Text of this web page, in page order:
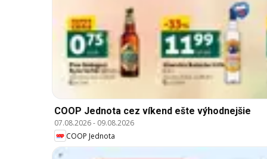
COOP Jednota cez víkend ešte výhodnejšie
07.08.2026- 09.08.2026
COOP Jednota